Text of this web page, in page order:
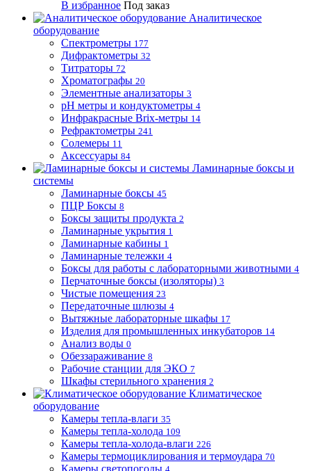
В избранное Под заказ
Аналитическое
оборудование
Спектрометры 177
Дифрактометры 32
Титраторы 72
Хроматографы 20
Элементные анализаторы 3
pH метры и кондуктометры 4
Инфракрасные Brix-метры 14
Рефрактометры 241
Солемеры 11
Аксессуары 84
Ламинарные боксы и
системы
Ламинарные боксы 45
ПЦР Боксы 8
Боксы защиты продукта 2
Ламинарные укрытия 1
Ламинарные кабины 1
Ламинарные тележки 4
Боксы для работы с лабораторными животными 4
Перчаточные боксы (изоляторы) 3
Чистые помещения 23
Передаточные шлюзы 4
Вытяжные лабораторные шкафы 17
Изделия для промышленных инкубаторов 14
Анализ воды 0
Обеззараживание 8
Рабочие станции для ЭКО 7
Шкафы стерильного хранения 2
Климатическое
оборудование
Камеры тепла-влаги 35
Камеры тепла-холода 109
Камеры тепла-холода-влаги 226
Камеры термоциклирования и термоудара 70
Камеры светопогоды